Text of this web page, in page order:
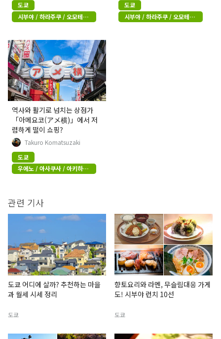
도쿄
시부야 / 하라주쿠 / 오모테산
도
도쿄
시부야 / 하라주쿠 / 오모테산
도
역사와 활기로 넘치는 상점가
「아메요코(アメ横)」에서 저
렴하게 떨이 쇼핑?
Takuro Komatsuzaki
도쿄
우에노 / 아사쿠사 / 아키하바
라
관련 기사
도쿄 어디에 살까? 추천하는 마을
과 월세 시세 정리
도쿄
향토요리와 라멘, 무슬림대응 가게
도! 시부야 런치 10선
도쿄